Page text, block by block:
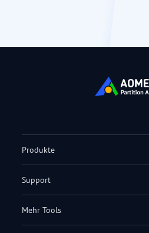
Produkte
Support
Mehr Tools